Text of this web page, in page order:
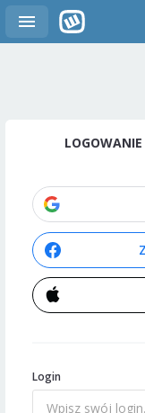
LOGOWANIE
Login